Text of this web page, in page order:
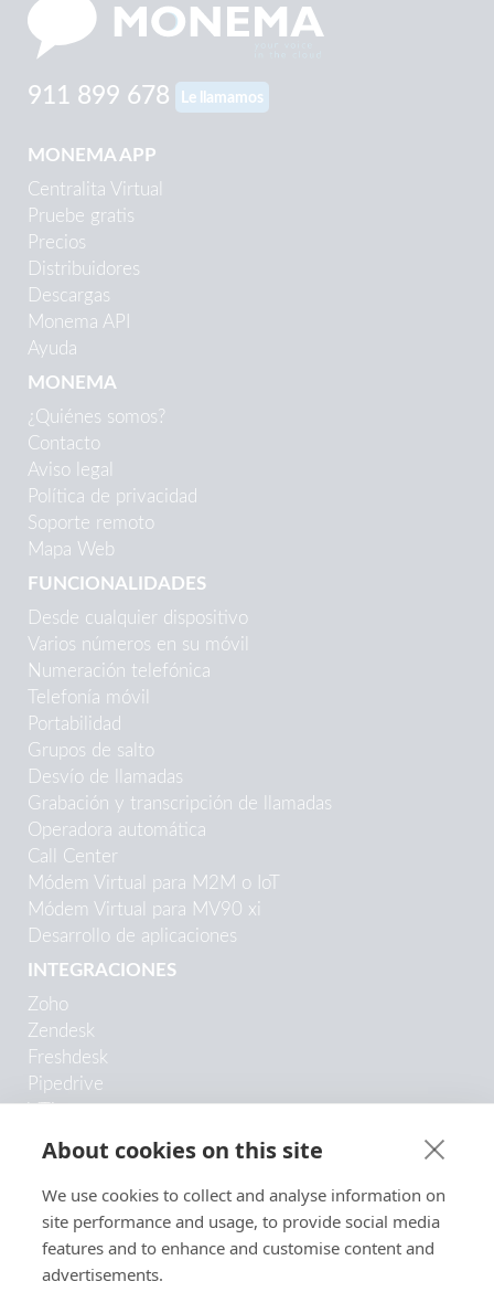
911 899 678 Le llamamos
MONEMA APP
Centralita Virtual
Pruebe gratis
Precios
Distribuidores
Descargas
Monema API
Ayuda
MONEMA
¿Quiénes somos?
Contacto
Aviso legal
Política de privacidad
Soporte remoto
Mapa Web
FUNCIONALIDADES
Desde cualquier dispositivo
Varios números en su móvil
Numeración telefónica
Telefonía móvil
Portabilidad
Grupos de salto
Desvío de llamadas
Grabación y transcripción de llamadas
Operadora automática
Call Center
Módem Virtual para M2M o IoT
Módem Virtual para MV90 xi
Desarrollo de aplicaciones
INTEGRACIONES
Zoho
Zendesk
Freshdesk
Pipedrive
Copper
Trengo
HubSpot
SugarCRM
Google Contacts
About cookies on this site
We use cookies to collect and analyse information on
site performance and usage, to provide social media
features and to enhance and customise content and
advertisements.